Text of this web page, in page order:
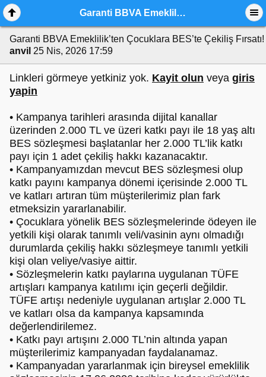
Garanti BBVA Emeklilik’ten Çocuklara BES’te Çekiliş Fırsatı!
Garanti BBVA Emeklilik’ten Çocuklara BES’te Çekiliş Fırsatı!
anvil 25 Nis, 2026 17:59
Linkleri görmeye yetkiniz yok. Kayit olun veya giris
yapin
• Kampanya tarihleri arasında dijital kanallar
üzerinden 2.000 TL ve üzeri katkı payı ile 18 yaş altı
BES sözleşmesi başlatanlar her 2.000 TL’lik katkı
payı için 1 adet çekiliş hakkı kazanacaktır.
• Kampanyamızdan mevcut BES sözleşmesi olup
katkı payını kampanya dönemi içerisinde 2.000 TL
ve katları artıran tüm müşterilerimiz plan fark
etmeksizin yararlanabilir.
• Çocuklara yönelik BES sözleşmelerinde ödeyen ile
yetkili kişi olarak tanımlı veli/vasinin aynı olmadığı
durumlarda çekiliş hakkı sözleşmeye tanımlı yetkili
kişi olan veliye/vasiye aittir.
• Sözleşmelerin katkı paylarına uygulanan TÜFE
artışları kampanya katılımı için geçerli değildir.
TÜFE artışı nedeniyle uygulanan artışlar 2.000 TL
ve katları olsa da kampanya kapsamında
değerlendirilemez.
• Katkı payı artışını 2.000 TL’nin altında yapan
müşterilerimiz kampanyadan faydalanamaz.
• Kampanyadan yararlanmak için bireysel emeklilik